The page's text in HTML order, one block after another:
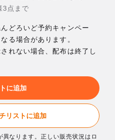
3点まで
どろいど予約キャンペー
る場合があります。
れない場合、配布は終了し
に追加
リストに追加
なります。正しい販売状況はロ